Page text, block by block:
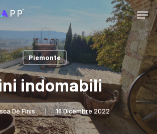
Menu
Piemonte
indomabili
De Finis 16 Dicembre 2022
Close
Menu